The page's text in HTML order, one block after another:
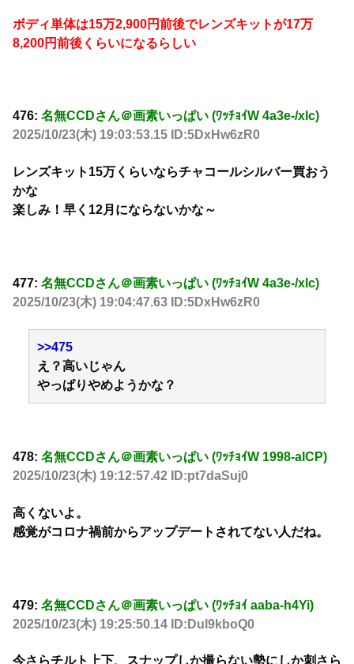
ボディ単体は15万2,900円前後でレンズキットが17万
8,200円前後くらいになるらしい
476: 名無CCDさん＠画素いっぱい (ﾜｯﾁｮｲW 4a3e-/xlc)
2025/10/23(木) 19:03:53.15 ID:5DxHw6zR0
レンズキット15万くらいならチャコールシルバー買おう
かな
楽しみ！早く12月にならないかな～
477: 名無CCDさん＠画素いっぱい (ﾜｯﾁｮｲW 4a3e-/xlc)
2025/10/23(木) 19:04:47.63 ID:5DxHw6zR0
>>475
え？高いじゃん
やっぱりやめようかな？
478: 名無CCDさん＠画素いっぱい (ﾜｯﾁｮｲW 1998-aICP)
2025/10/23(木) 19:12:57.42 ID:pt7daSuj0
高くないよ。
感覚がコロナ禍前からアップデートされてない人だね。
479: 名無CCDさん＠画素いっぱい (ﾜｯﾁｮｲ aaba-h4Yi)
2025/10/23(木) 19:25:50.14 ID:Dul9kboQ0
今さらチルト上下、スナップしか撮らない勢にしか刺さら